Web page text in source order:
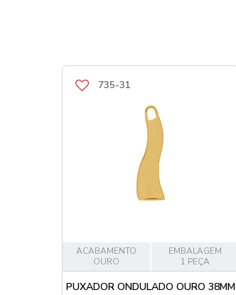
735-31
ACABAMENTO
OURO
EMBALAGEM
1 PEÇA
PUXADOR ONDULADO OURO 38MM